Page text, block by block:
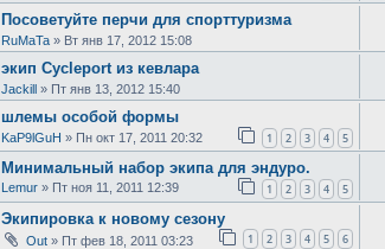
Посоветуйте перчи для спорттуризма
RuMaTa » Вт янв 17, 2012 15:08
экип Cycleport из кевлара
Jackill » Пт янв 13, 2012 15:40
шлемы особой формы
KaP9lGuH » Пн окт 17, 2011 20:32 1 2 3 4 5
Минимальный набор экипа для эндуро.
Lemur » Пт ноя 11, 2011 12:39 1 2 3 4 5
Экипировка к новому сезону
Out » Пт фев 18, 2011 03:23 1 2 3 4 5 6